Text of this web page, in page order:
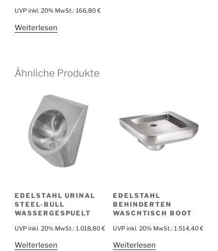
UVP inkl. 20% MwSt.: 166,80 €
Weiterlesen
Ähnliche Produkte
EDELSTAHL URINAL
STEEL-BULL
WASSERGESPUELT
UVP inkl. 20% MwSt.: 1.018,80 €
Weiterlesen
EDELSTAHL
BEHINDERTEN
WASCHTISCH BOOT
UVP inkl. 20% MwSt.: 1.514,40 €
Weiterlesen